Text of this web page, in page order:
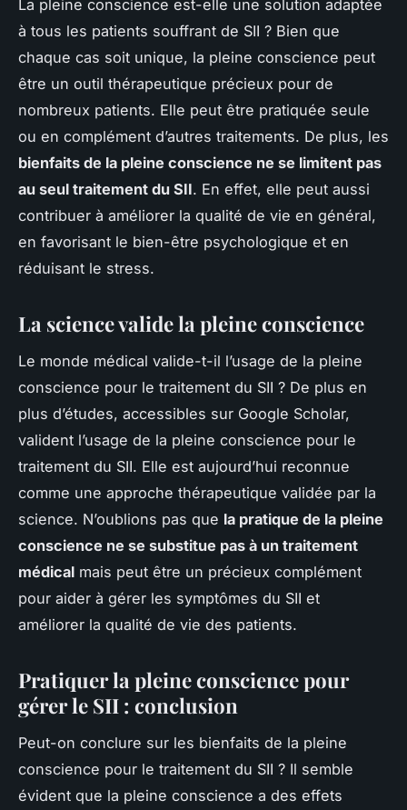
La pleine conscience est-elle une solution adaptée
à tous les patients souffrant de SII ? Bien que
chaque cas soit unique, la pleine conscience peut
être un outil thérapeutique précieux pour de
nombreux patients. Elle peut être pratiquée seule
ou en complément d’autres traitements. De plus, les
bienfaits de la pleine conscience ne se limitent pas
au seul traitement du SII. En effet, elle peut aussi
contribuer à améliorer la qualité de vie en général,
en favorisant le bien-être psychologique et en
réduisant le stress.
La science valide la pleine conscience
Le monde médical valide-t-il l’usage de la pleine
conscience pour le traitement du SII ? De plus en
plus d’études, accessibles sur Google Scholar,
valident l’usage de la pleine conscience pour le
traitement du SII. Elle est aujourd’hui reconnue
comme une approche thérapeutique validée par la
science. N’oublions pas que la pratique de la pleine
conscience ne se substitue pas à un traitement
médical mais peut être un précieux complément
pour aider à gérer les symptômes du SII et
améliorer la qualité de vie des patients.
Pratiquer la pleine conscience pour
gérer le SII : conclusion
Peut-on conclure sur les bienfaits de la pleine
conscience pour le traitement du SII ? Il semble
évident que la pleine conscience a des effets